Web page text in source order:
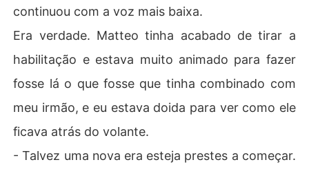
continuou com a voz mais baixa.
Era verdade. Matteo tinha acabado de tirar a
habilitação e estava muito animado para fazer
fosse lá o que fosse que tinha combinado com
meu irmão, e eu estava doida para ver como ele
ficava atrás do volante.
- Talvez uma nova era esteja prestes a começar.